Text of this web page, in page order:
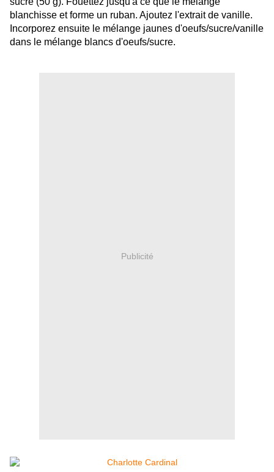
blanchisse et forme un ruban. Ajoutez l'extrait de vanille.
Incorporez ensuite le mélange jaunes d'oeufs/sucre/vanille
dans le mélange blancs d'oeufs/sucre.
Publicité